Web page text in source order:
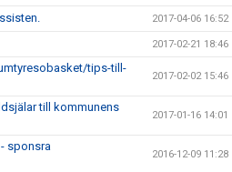
2017-04-06 16:52
2017-02-21 18:46
tips-till-
2017-02-02 15:46
till kommunens
2017-01-16 14:01
sponsra
2016-12-09 11:28